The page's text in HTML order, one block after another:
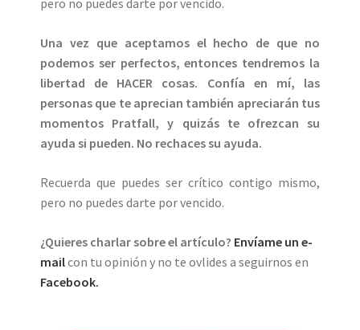
pero no puedes darte por vencido.
Una vez que aceptamos el hecho de que no
podemos ser perfectos, entonces tendremos la
libertad de HACER cosas. Confía en mí, las
personas que te aprecian también apreciarán tus
momentos Pratfall, y quizás te ofrezcan su
ayuda si pueden. No rechaces su ayuda.
Recuerda que puedes ser crítico contigo mismo,
pero no puedes darte por vencido.
¿Quieres charlar sobre el artículo? Envíame un e-
mailcon tu opinión y no te ovlides a seguirnos en
Facebook.